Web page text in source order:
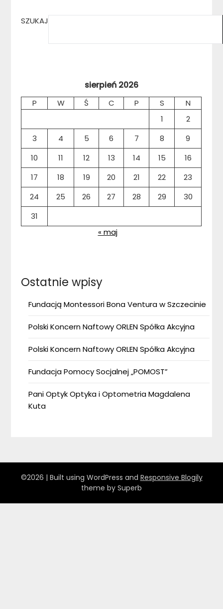
SZUKAJ
sierpień 2026
P W Ś C P S
N
1
2
3
4 5 6 7 8
9
10
11 12 13 14 15
16
17
18 19 20 21 22
23
24
25 26 27 28 29
30
31
« maj
Ostatnie wpisy
Fundacją Montessori Bona Ventura w Szczecinie
Polski Koncern Naftowy ORLEN Spółka Akcyjna
Polski Koncern Naftowy ORLEN Spółka Akcyjna
Fundacja Pomocy Socjalnej „POMOST”
Pani Optyk Optyka i Optometria Magdalena
Kuta
©2026 | Built using WordPress and Responsive Blogily
theme by Superb